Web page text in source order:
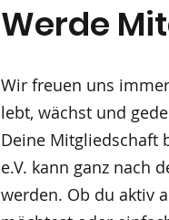
Werde
Wir freuen uns
lebt, wächst und
Deine Mitgliedschaft
e.V. kann ganz nach
werden. Ob du aktiv